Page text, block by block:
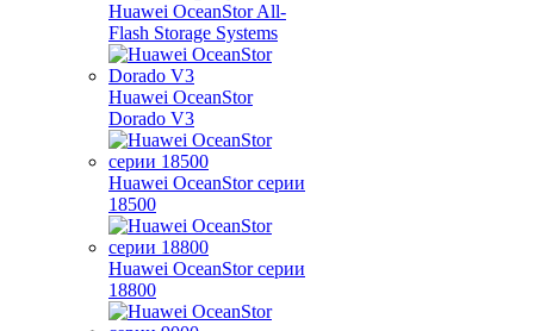
Huawei OceanStor All-
Flash Storage Systems
Huawei OceanStor
Dorado V3
Huawei OceanStor серии
18500
Huawei OceanStor серии
18800